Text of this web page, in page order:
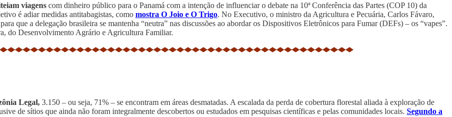
viagens com dinheiro público para o Panamá com a intenção de influenciar o debate na 10ª Conferência das Partes (COP 10) da
é adiar medidas antitabagistas, como mostra O Joio e O Trigo. No Executivo, o ministro da Agricultura e Pecuária, Carlos Fávaro,
que a delegação brasileira se mantenha “neutra” nas discussões ao abordar os Dispositivos Eletrônicos para Fumar (DEFs) – os “vapes”.
do Desenvolvimento Agrário e Agricultura Familiar.
Legal, 3.150 – ou seja, 71% – se encontram em áreas desmatadas. A escalada da perda de cobertura florestal aliada à exploração de
de sítios que ainda não foram integralmente descobertos ou estudados em pesquisas científicas e pelas comunidades locais. Segundo a